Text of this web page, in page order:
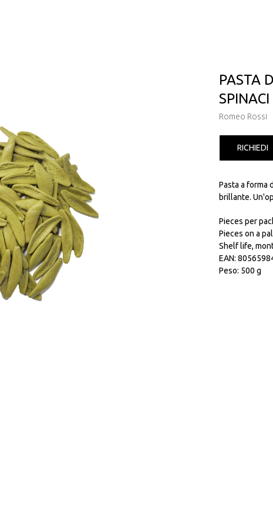
PASTA
Romeo Rossi
RICHIEDI
Pasta a forma
brillante.
Pieces per
Pieces on a
Shelf life,
EAN:
Peso: 500 g